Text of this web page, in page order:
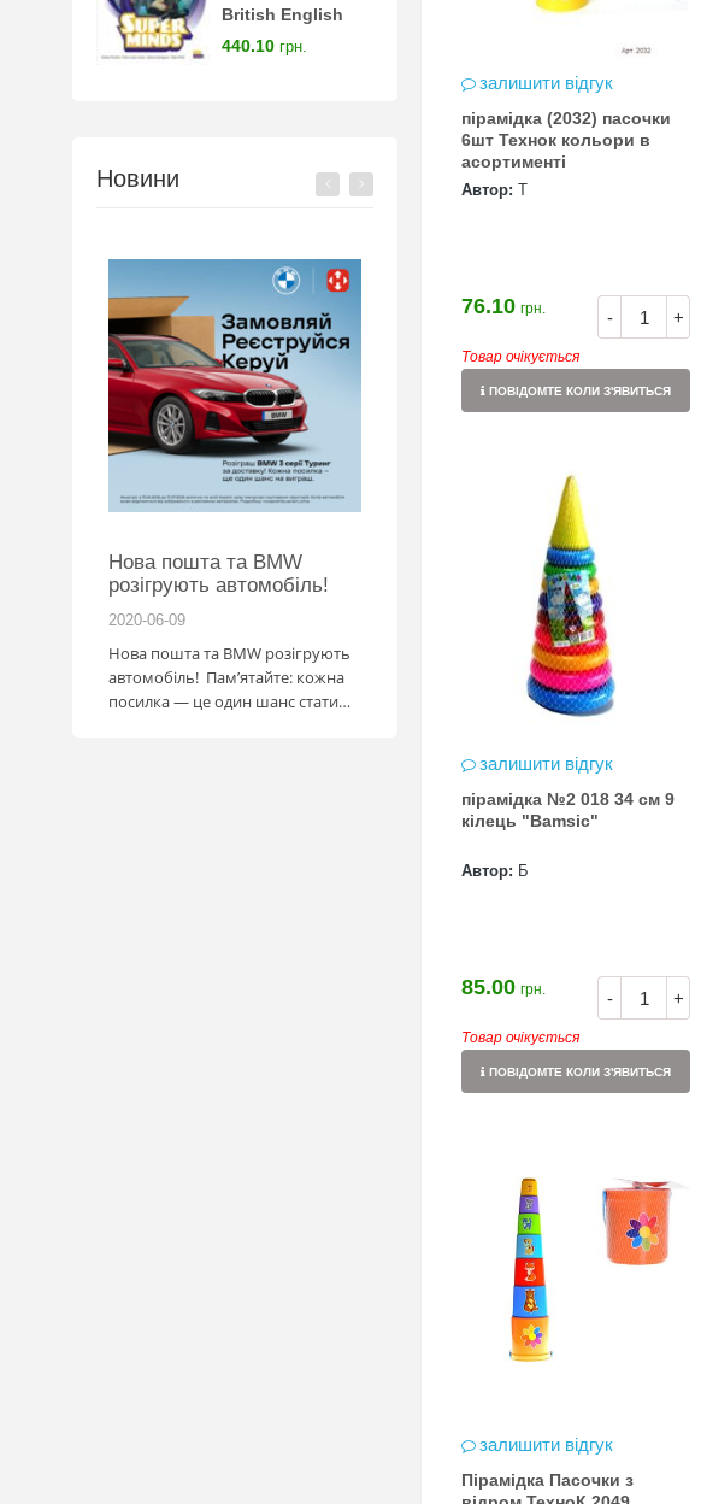
British English
440.10 грн.
Новини
Нова пошта та BMW
розігрують автомобіль!
2020-06-09
Нова пошта та BMW розігрують
автомобіль! Пам’ятайте: кожна
посилка — це один шанс стати
Підготовка до НМТ 2026
Готуйтеся до НМТ 2026 за
посібниками видавництва Ранок
залишити відгук
пірамідка (2032) пасочки
6шт Технок кольори в
асортименті
Автор: Т
- +
76.10 грн.
Товар очікується
ПОВІДОМТЕ КОЛИ З'ЯВИТЬСЯ
залишити відгук
пірамідка №2 018 34 см 9
кілець "Bamsic"
Автор: Б
- +
85.00 грн.
Товар очікується
ПОВІДОМТЕ КОЛИ З'ЯВИТЬСЯ
залишити відгук
Пірамідка Пасочки з